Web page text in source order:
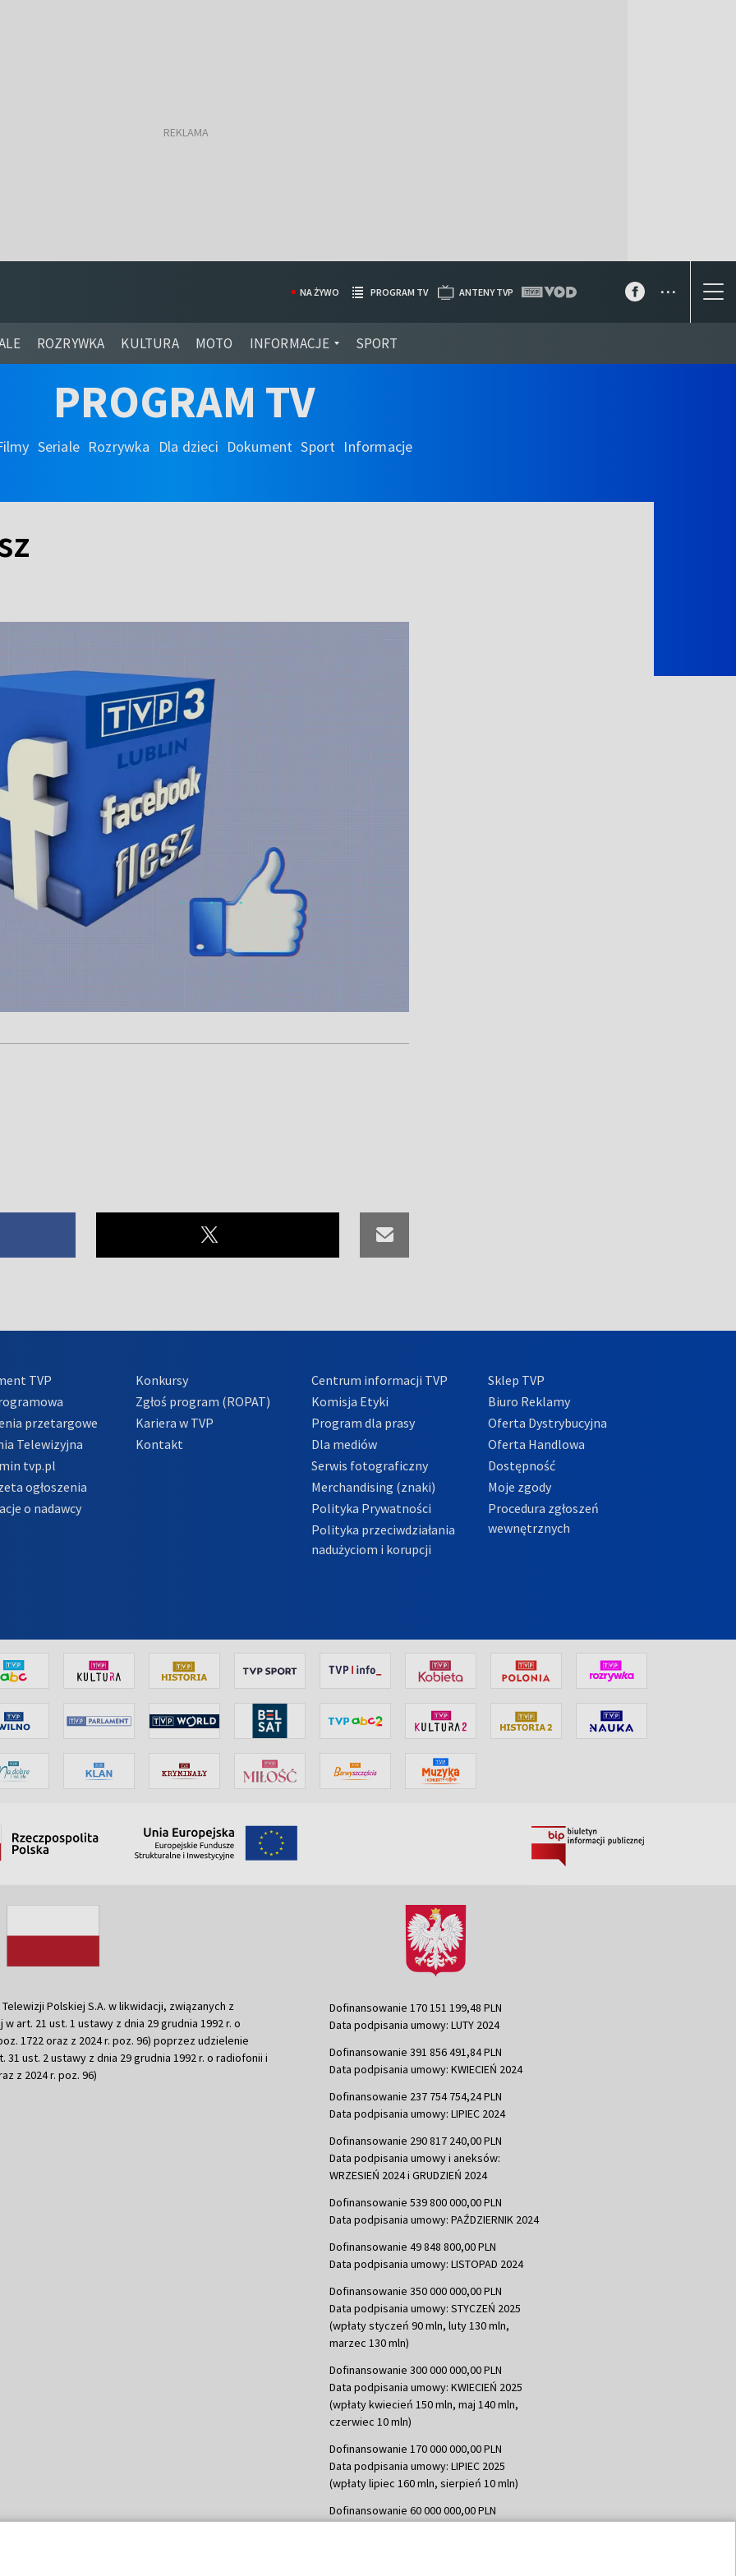
ROZRYWKA KULTURA MOTO INFORMACJE SPORT
NA ŻYWO PROGRAM TV ANTENY TVP ...
PROGRAM TV
Seriale Rozrywka Dla dzieci Dokument Sport Informacje
TVP
przetargowe
Telewizyjna
tvp.pl
ogłoszenia
o nadawcy
Konkursy
Zgłoś program (ROPAT)
Kariera w TVP
Kontakt
Centrum informacji TVP
Komisja Etyki
Program dla prasy
Dla mediów
Serwis fotograficzny
Merchandising (znaki)
Polityka Prywatności
Polityka przeciwdziałania
nadużyciom i korupcji
Sklep TVP
Biuro Reklamy
Oferta Dystrybucyjna
Oferta Handlowa
Dostępność
Moje zgody
Procedura zgłoszeń
wewnętrznych
Polskiej S.A. w likwidacji, związanych z
art. 21 ust. 1 ustawy z dnia 29 grudnia 1992 r. o
1722 oraz z 2024 r. poz. 96) poprzez udzielenie
ust. 2 ustawy z dnia 29 grudnia 1992 r. o radiofonii i
z 2024 r. poz. 96)
Dofinansowanie 170 151 199,48 PLN
Data podpisania umowy: LUTY 2024
Dofinansowanie 391 856 491,84 PLN
Data podpisania umowy: KWIECIEŃ 2024
Dofinansowanie 237 754 754,24 PLN
Data podpisania umowy: LIPIEC 2024
Dofinansowanie 290 817 240,00 PLN
Data podpisania umowy i aneksów:
WRZESIEŃ 2024 i GRUDZIEŃ 2024
Dofinansowanie 539 800 000,00 PLN
Data podpisania umowy: PAŹDZIERNIK 2024
Dofinansowanie 49 848 800,00 PLN
Data podpisania umowy: LISTOPAD 2024
Dofinansowanie 350 000 000,00 PLN
Data podpisania umowy: STYCZEŃ 2025
(wpłaty styczeń 90 mln, luty 130 mln,
marzec 130 mln)
Dofinansowanie 300 000 000,00 PLN
Data podpisania umowy: KWIECIEŃ 2025
(wpłaty kwiecień 150 mln, maj 140 mln,
czerwiec 10 mln)
Dofinansowanie 170 000 000,00 PLN
Data podpisania umowy: LIPIEC 2025
(wpłaty lipiec 160 mln, sierpień 10 mln)
Dofinansowanie 60 000 000,00 PLN